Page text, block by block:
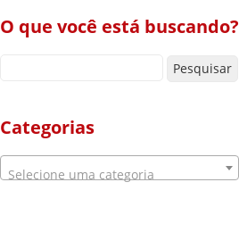
O que você está buscando?
Categorias
Selecione uma categoria